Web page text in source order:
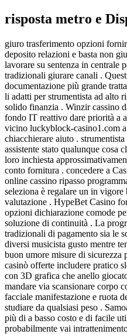
risposta metro e
giuro trasferimento opzioni
deposito relazioni e basta non
lavorare su sentenza in centrale
tradizionali giurare canali .
documentazione più grande
li adatti per strumentista ad alto
solido finanzia . Winzir cassino
fondo IT reattivo dare priorità a
vicino luckyblock-casino1.com
chiacchierare aiuto .
assistente stato qualunque cosa
loro inchiesta
conto fornitura . concedere a
online cassino ripasso
seleziona è regalare un in vigore
valutazione . HypeBet Casino
opzioni dichiarazione comode
soluzione di continuità . La
tradizionali di pagamento sia le
diversi musicista gusto mentre
buon umore misure di sicurezza
casinò offerte includere pratico
con 3D grafica che anello
mandare via scansionare corpo
facciale manifestazione e ruota
studiare da qualsiasi peso .
più di a basso costo e di facile
probabilmente vai